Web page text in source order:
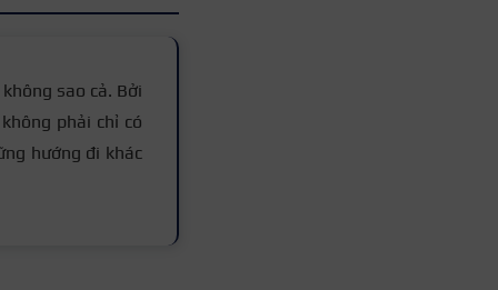
sao cả. Bởi
phải chỉ có
hướng đi khác